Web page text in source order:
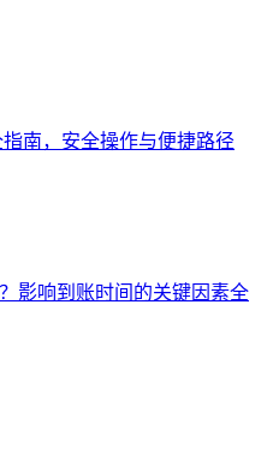
南，安全操作与便捷路径
影响到账时间的关键因素全